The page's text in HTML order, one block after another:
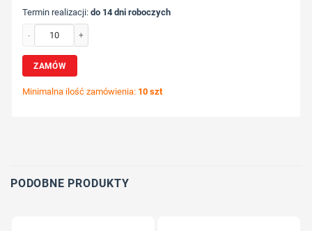
Termin realizacji:do 14 dni roboczych
ZAMÓW
Minimalna ilość zamówienia: 10 szt
PODOBNE PRODUKTY